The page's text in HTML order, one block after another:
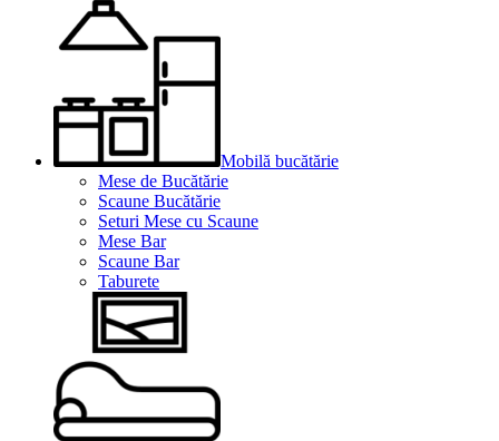
Mobilă bucătărie
Mese de Bucătărie
Scaune Bucătărie
Seturi Mese cu Scaune
Mese Bar
Scaune Bar
Taburete